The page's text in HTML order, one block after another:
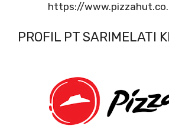
https://
PROFIL PT SARIMELATI